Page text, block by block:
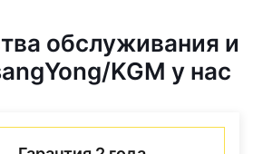
обслуживания и
KGM у нас